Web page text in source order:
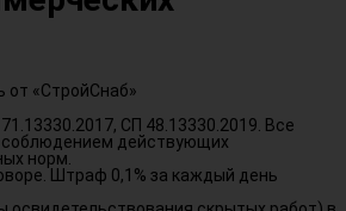
от «СтройСнаб»
СП 48.13330.2019. Все
действующих
норм.
Штраф 0,1% за каждый день